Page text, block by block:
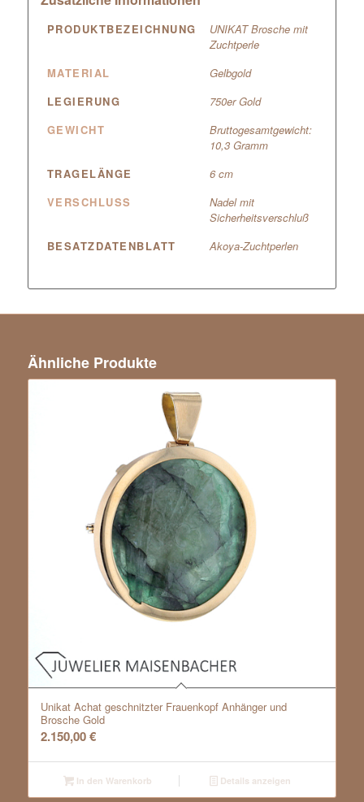
PRODUKTBEZEICHNUNG
UNIKAT Brosche mit
Zuchtperle
MATERIAL
Gelbgold
LEGIERUNG
750er Gold
GEWICHT
Bruttogesamtgewicht:
10,3 Gramm
TRAGELÄNGE
6 cm
VERSCHLUSS
Nadel mit
Sicherheitsverschluß
BESATZDATENBLATT
Akoya-Zuchtperlen
Ähnliche Produkte
Unikat Achat geschnitzter Frauenkopf Anhänger und
Brosche Gold
2.150,00€
In den Warenkorb Details anzeigen